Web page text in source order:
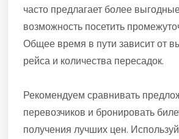
часто предлагает более
возможность посетить
Общее время в пути зависит от
рейса и количества пересадок.
Рекомендуем сравнивать
перевозчиков и бронировать
получения лучших цен.